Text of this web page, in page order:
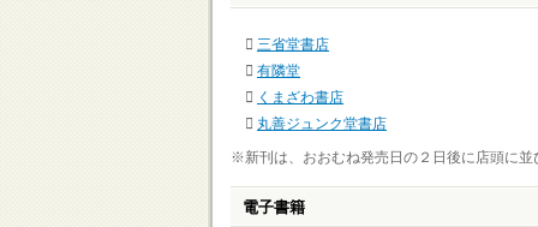
三省堂書店
有隣堂
くまざわ書店
丸善ジュンク堂書店
※新刊は、おおむね発売日の２日後に店頭に並
電子書籍